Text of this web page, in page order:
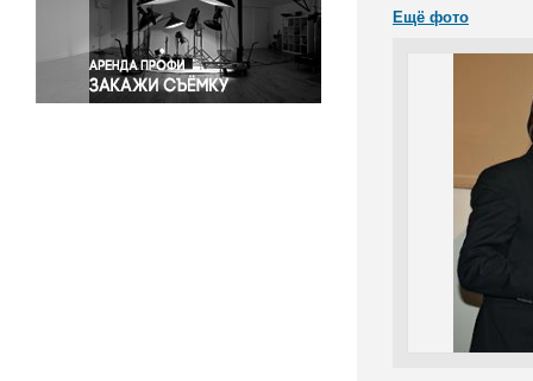
Экология
Экономика и бизнес
Ещё фото